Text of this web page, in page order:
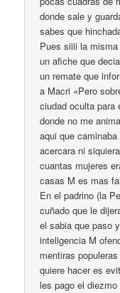
donde sale y
sabes que
Pues siiii la misma
un afiche que
un remate que
a Macri «Pero
ciudad oculta para
donde no me
aqui que
acercara ni
cuantas mujeres
casas M es mas
En el padrino (la
cuñado que le
el sabia que paso
inteligencia M
mentiras
quiere hacer es
les pago el